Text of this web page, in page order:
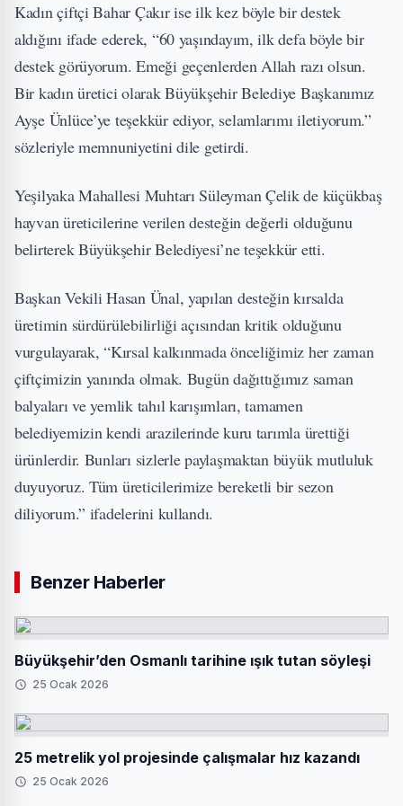
Kadın çiftçi Bahar Çakır ise ilk kez böyle bir destek
aldığını ifade ederek, “60 yaşındayım, ilk defa böyle bir
destek görüyorum. Emeği geçenlerden Allah razı olsun.
Bir kadın üretici olarak Büyükşehir Belediye Başkanımız
Ayşe Ünlüce’ye teşekkür ediyor, selamlarımı iletiyorum.”
sözleriyle memnuniyetini dile getirdi.
Yeşilyaka Mahallesi Muhtarı Süleyman Çelik de küçükbaş
hayvan üreticilerine verilen desteğin değerli olduğunu
belirterek Büyükşehir Belediyesi’ne teşekkür etti.
Başkan Vekili Hasan Ünal, yapılan desteğin kırsalda
üretimin sürdürülebilirliği açısından kritik olduğunu
vurgulayarak, “Kırsal kalkınmada önceliğimiz her zaman
çiftçimizin yanında olmak. Bugün dağıttığımız saman
balyaları ve yemlik tahıl karışımları, tamamen
belediyemizin kendi arazilerinde kuru tarımla ürettiği
ürünlerdir. Bunları sizlerle paylaşmaktan büyük mutluluk
duyuyoruz. Tüm üreticilerimize bereketli bir sezon
diliyorum.” ifadelerini kullandı.
Benzer Haberler
Büyükşehir’den Osmanlı tarihine ışık tutan söyleşi
25 Ocak 2026
25 metrelik yol projesinde çalışmalar hız kazandı
25 Ocak 2026